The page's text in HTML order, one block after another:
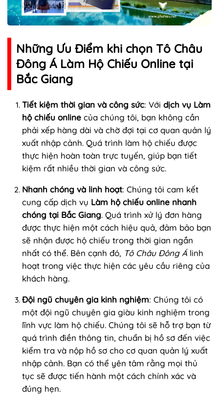
Những Ưu Điểm khi chọn Tô Châu
Đông Á Làm Hộ Chiếu Online tại
Bắc Giang
Tiết kiệm thời gian và công sức: Với dịch vụ Làm
hộ chiếu online của chúng tôi, bạn không cần
phải xếp hàng dài và chờ đợi tại cơ quan quản lý
xuất nhập cảnh. Quá trình làm hộ chiếu được
thực hiện hoàn toàn trực tuyến, giúp bạn tiết
kiệm rất nhiều thời gian và công sức.
Nhanh chóng và linh hoạt: Chúng tôi cam kết
cung cấp dịch vụ Làm hộ chiếu online nhanh
chóng tại Bắc Giang. Quá trình xử lý đơn hàng
được thực hiện một cách hiệu quả, đảm bảo bạn
sẽ nhận được hộ chiếu trong thời gian ngắn
nhất có thể. Bên cạnh đó, Tô Châu Đông Álinh
hoạt trong việc thực hiện các yêu cầu riêng của
khách hàng.
Đội ngũ chuyên gia kinh nghiệm: Chúng tôi có
một đội ngũ chuyên gia giàu kinh nghiệm trong
lĩnh vực làm hộ chiếu. Chúng tôi sẽ hỗ trợ bạn từ
quá trình điền thông tin, chuẩn bị hồ sơ đến việc
kiểm tra và nộp hồ sơ cho cơ quan quản lý xuất
nhập cảnh. Bạn có thể yên tâm rằng mọi thủ
tục sẽ được tiến hành một cách chính xác và
đúng hẹn.